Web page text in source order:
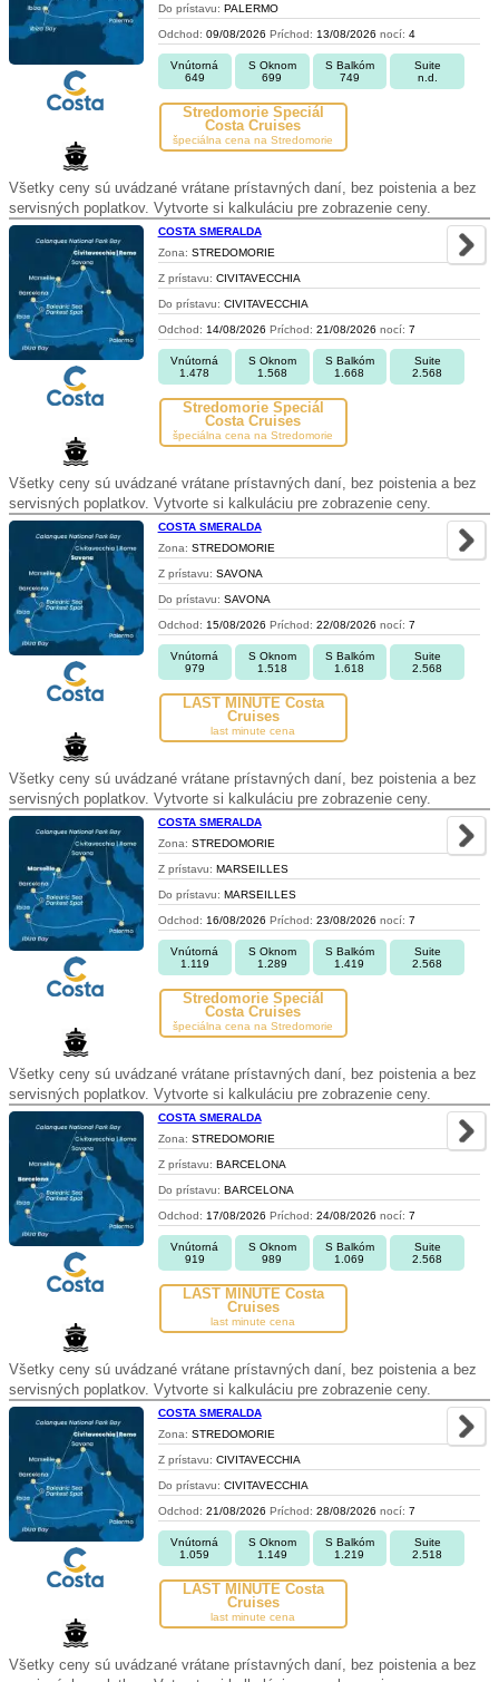
Do prístavu: PALERMO
Odchod: 09/08/2026 Príchod: 13/08/2026 nocí: 4
Vnútorná
649
S Oknom
699
S Balkóm
749
Suite
n.d.
Stredomorie Špeciál
Costa Cruises
špeciálna cena na Stredomorie
Všetky ceny sú uvádzané vrátane prístavných daní, bez poistenia a bez
servisných poplatkov. Vytvorte si kalkuláciu pre zobrazenie ceny.
COSTA SMERALDA
Zona: STREDOMORIE
Z prístavu: CIVITAVECCHIA
Do prístavu: CIVITAVECCHIA
Odchod: 14/08/2026 Príchod: 21/08/2026 nocí: 7
Vnútorná
1.478
S Oknom
1.568
S Balkóm
1.668
Suite
2.568
Stredomorie Špeciál
Costa Cruises
špeciálna cena na Stredomorie
Všetky ceny sú uvádzané vrátane prístavných daní, bez poistenia a bez
servisných poplatkov. Vytvorte si kalkuláciu pre zobrazenie ceny.
COSTA SMERALDA
Zona: STREDOMORIE
Z prístavu: SAVONA
Do prístavu: SAVONA
Odchod: 15/08/2026 Príchod: 22/08/2026 nocí: 7
Vnútorná
979
S Oknom
1.518
S Balkóm
1.618
Suite
2.568
LAST MINUTE Costa
Cruises
last minute cena
Všetky ceny sú uvádzané vrátane prístavných daní, bez poistenia a bez
servisných poplatkov. Vytvorte si kalkuláciu pre zobrazenie ceny.
COSTA SMERALDA
Zona: STREDOMORIE
Z prístavu: MARSEILLES
Do prístavu: MARSEILLES
Odchod: 16/08/2026 Príchod: 23/08/2026 nocí: 7
Vnútorná
1.119
S Oknom
1.289
S Balkóm
1.419
Suite
2.568
Stredomorie Špeciál
Costa Cruises
špeciálna cena na Stredomorie
Všetky ceny sú uvádzané vrátane prístavných daní, bez poistenia a bez
servisných poplatkov. Vytvorte si kalkuláciu pre zobrazenie ceny.
COSTA SMERALDA
Zona: STREDOMORIE
Z prístavu: BARCELONA
Do prístavu: BARCELONA
Odchod: 17/08/2026 Príchod: 24/08/2026 nocí: 7
Vnútorná
919
S Oknom
989
S Balkóm
1.069
Suite
2.568
LAST MINUTE Costa
Cruises
last minute cena
Všetky ceny sú uvádzané vrátane prístavných daní, bez poistenia a bez
servisných poplatkov. Vytvorte si kalkuláciu pre zobrazenie ceny.
COSTA SMERALDA
Zona: STREDOMORIE
Z prístavu: CIVITAVECCHIA
Do prístavu: CIVITAVECCHIA
Odchod: 21/08/2026 Príchod: 28/08/2026 nocí: 7
Vnútorná
1.059
S Oknom
1.149
S Balkóm
1.219
Suite
2.518
LAST MINUTE Costa
Cruises
last minute cena
Všetky ceny sú uvádzané vrátane prístavných daní, bez poistenia a bez